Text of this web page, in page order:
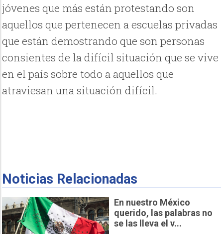
jóvenes que más están protestando son
aquellos que pertenecen a escuelas privadas
que están demostrando que son personas
consientes de la difícil situación que se vive
en el país sobre todo a aquellos que
atraviesan una situación difícil.
Noticias Relacionadas
En nuestro México
querido, las palabras no
se las lleva el v...